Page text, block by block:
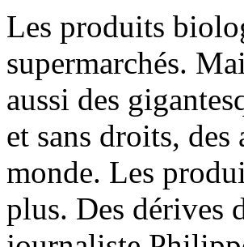
Les produits
supermarchés.
aussi des
et sans droits,
monde. Les
plus. Des dérives